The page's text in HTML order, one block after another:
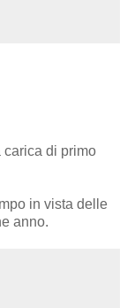
carica di primo
in vista delle
anno.